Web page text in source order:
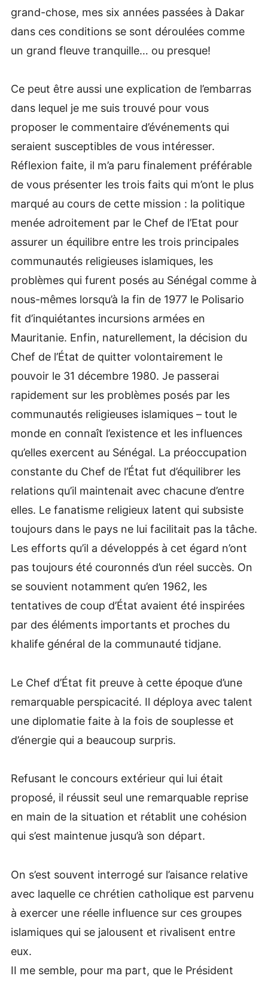
grand-chose, mes six années passées à Dakar
dans ces conditions se sont déroulées comme
un grand fleuve tranquille… ou presque!
Ce peut être aussi une explication de l’embarras
dans lequel je me suis trouvé pour vous
proposer le commentaire d’événements qui
seraient susceptibles de vous intéresser.
Réflexion faite, il m’a paru finalement préférable
de vous présenter les trois faits qui m’ont le plus
marqué au cours de cette mission : la politique
menée adroitement par le Chef de l’Etat pour
assurer un équilibre entre les trois principales
communautés religieuses islamiques, les
problèmes qui furent posés au Sénégal comme à
nous-mêmes lorsqu’à la fin de 1977 le Polisario
fit d’inquiétantes incursions armées en
Mauritanie. Enfin, naturellement, la décision du
Chef de l’État de quitter volontairement le
pouvoir le 31 décembre 1980. Je passerai
rapidement sur les problèmes posés par les
communautés religieuses islamiques – tout le
monde en connaît l’existence et les influences
qu’elles exercent au Sénégal. La préoccupation
constante du Chef de l’État fut d’équilibrer les
relations qu’il maintenait avec chacune d’entre
elles. Le fanatisme religieux latent qui subsiste
toujours dans le pays ne lui facilitait pas la tâche.
Les efforts qu’il a développés à cet égard n’ont
pas toujours été couronnés d’un réel succès. On
se souvient notamment qu’en 1962, les
tentatives de coup d’État avaient été inspirées
par des éléments importants et proches du
khalife général de la communauté tidjane.
Le Chef d’État fit preuve à cette époque d’une
remarquable perspicacité. Il déploya avec talent
une diplomatie faite à la fois de souplesse et
d’énergie qui a beaucoup surpris.
Refusant le concours extérieur qui lui était
proposé, il réussit seul une remarquable reprise
en main de la situation et rétablit une cohésion
qui s’est maintenue jusqu’à son départ.
On s’est souvent interrogé sur l’aisance relative
avec laquelle ce chrétien catholique est parvenu
à exercer une réelle influence sur ces groupes
islamiques qui se jalousent et rivalisent entre
eux.
II me semble, pour ma part, que le Président